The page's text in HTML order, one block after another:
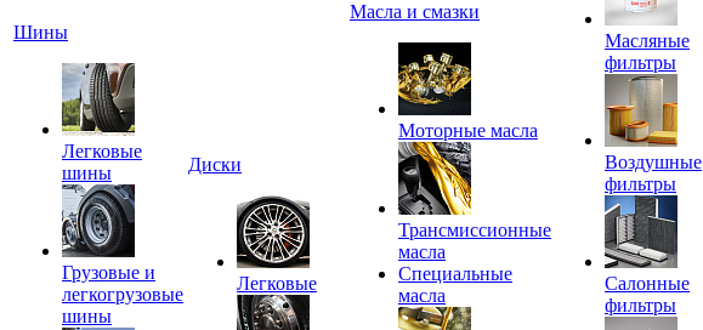
Шины
Легковые
шины
Грузовые и
легкогрузовые
шины
Диски
Легковые
Масла и смазки
Моторные масла
Трансмиссионные
масла
Специальные
масла
Масляные
фильтры
Воздушные
фильтры
Салонные
фильтры